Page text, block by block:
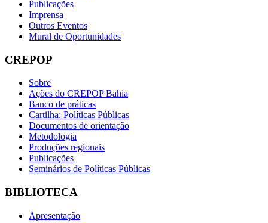
Publicações
Imprensa
Outros Eventos
Mural de Oportunidades
CREPOP
Sobre
Ações do CREPOP Bahia
Banco de práticas
Cartilha: Políticas Públicas
Documentos de orientação
Metodologia
Produções regionais
Publicações
Seminários de Políticas Públicas
BIBLIOTECA
Apresentação